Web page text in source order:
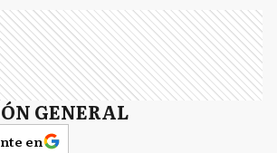
GENERAL
en